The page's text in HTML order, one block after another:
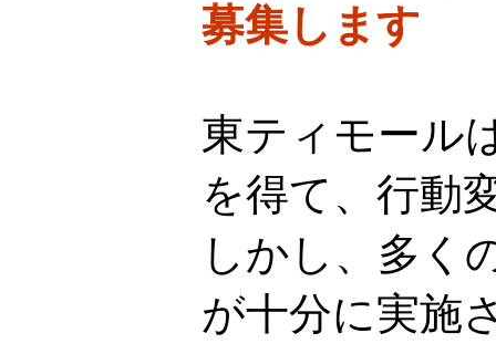
募集します
東ティモール
を得て、行動
しかし、多く
が十分に実施